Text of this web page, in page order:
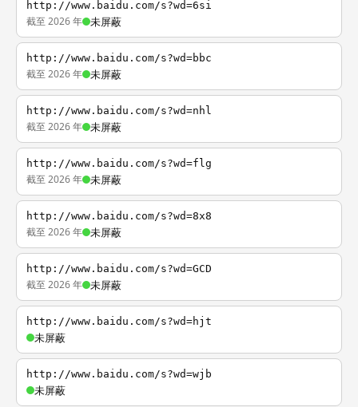
http://www.baidu.com/s?wd=6si
截至 2026 年 未屏蔽
http://www.baidu.com/s?wd=bbc
截至 2026 年 未屏蔽
http://www.baidu.com/s?wd=nhl
截至 2026 年 未屏蔽
http://www.baidu.com/s?wd=flg
截至 2026 年 未屏蔽
http://www.baidu.com/s?wd=8x8
截至 2026 年 未屏蔽
http://www.baidu.com/s?wd=GCD
截至 2026 年 未屏蔽
http://www.baidu.com/s?wd=hjt
未屏蔽
http://www.baidu.com/s?wd=wjb
未屏蔽